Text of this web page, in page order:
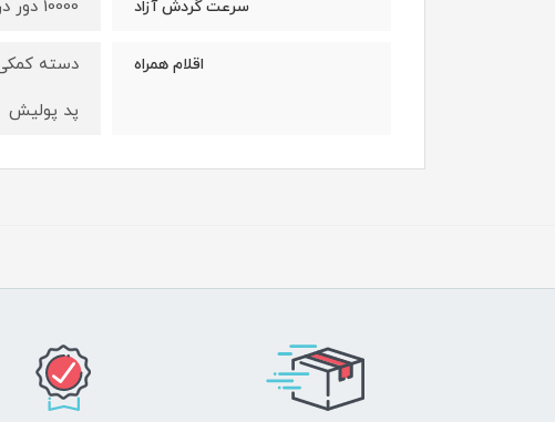
سرعت گردش آزاد 10000 دور در دقیقه
اقلام همراه
دسته
پد پولیش